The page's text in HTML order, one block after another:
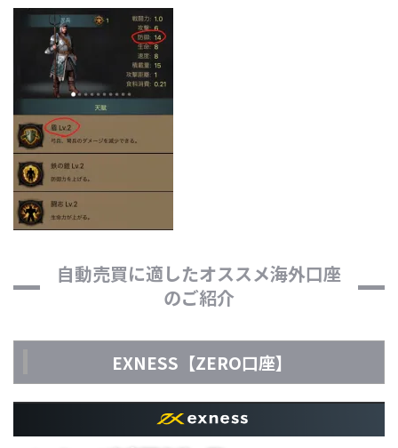
自動売買に適したオススメ海外口座
のご紹介
EXNESS【ZERO口座】